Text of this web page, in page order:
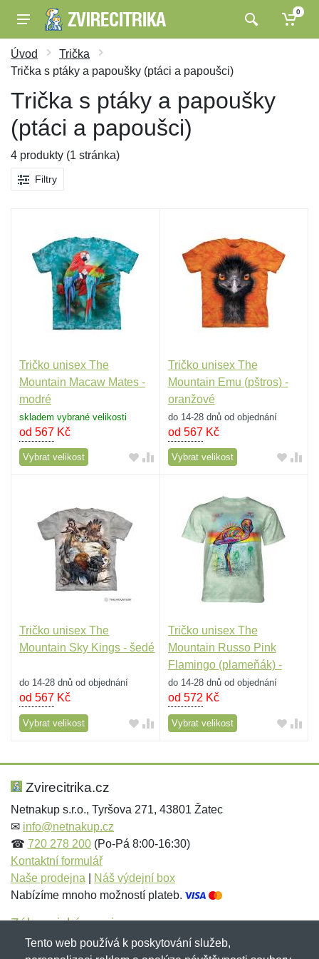
0
Úvod
Trička
Trička s ptáky a papoušky (ptáci a papoušci)
Trička s ptáky a papoušky
(ptáci a papoušci)
4 produkty (1 stránka)
Filtry
Tričko unisex The
Mountain Macaw Mates -
modré
skladem vybrané velikosti
od 567 Kč
Vybrat velikost
Tričko unisex The
Mountain Emu (pštros) -
oranžové
do 14-28 dnů od objednání
od 567Kč
Vybrat velikost
Tričko unisex The
Mountain Sky Kings - šedé
do 14-28 dnů od objednání
od 567 Kč
Vybrat velikost
Tričko unisex The
Mountain Russo Pink
Flamingo (plameňák) -
světle zelené
do 14-28 dnů od objednání
od 572 Kč
Vybrat velikost
Zvirecitrika.cz
Netnakup s.r.o., Tyršova 271, 43801 Žatec
✉ info@netnakup.cz
☎ 720 278 200 (Po-Pá 8:00-16:30)
Kontaktní formulář
Naše prodejna
Náš výdejní box
Nabízíme mnoho možností plateb.
Zákaznický servis
Novinky emailem
Tento web používá k poskytování služeb,